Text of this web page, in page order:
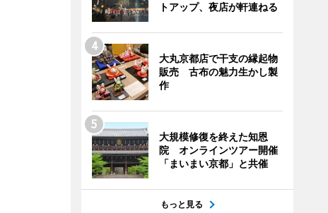
トアップ、夜店が軒連ねる
大丸京都店で干支の縁起物
販売 古布の魅力生かし製
作
大規模修復を終えた知恩
院 オンラインツアー開催
「まいまい京都」と共催
もっと見る